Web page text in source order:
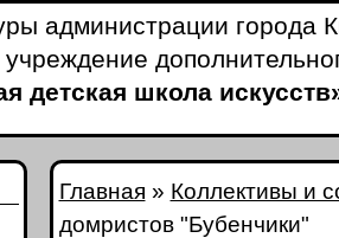
администрации города
детская школа
Главная » Коллективы и
домристов "Бубенчики"